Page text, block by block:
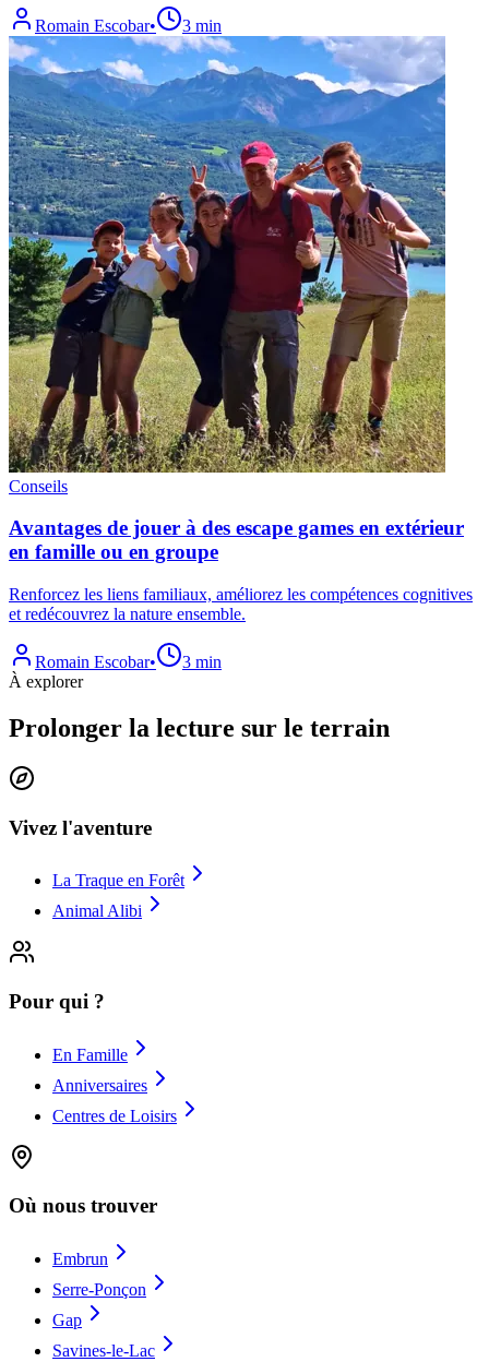
Romain Escobar• 3 min
Conseils
Avantages de jouer à des escape games en extérieur
en famille ou en groupe
Renforcez les liens familiaux, améliorez les compétences cognitives
et redécouvrez la nature ensemble.
Romain Escobar•
3 min
À explorer
Prolonger la lecture sur le terrain
Vivez l'aventure
La Traque en Forêt
Animal Alibi
Pour qui ?
En Famille
Anniversaires
Centres de Loisirs
Où nous trouver
Embrun
Serre-Ponçon
Gap
Savines-le-Lac